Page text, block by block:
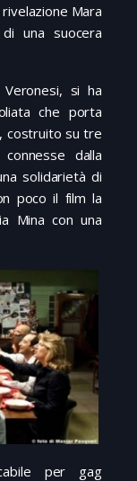
Mara
una suocera
si ha
che porta
costruito su tre
dalla
solidarietà di
poco il film la
Mina con una
per gag